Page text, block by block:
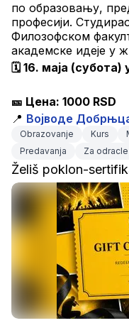
по образовању,
професији.
Филозофском
академске идеје у
🗓 16. маја (субота)
🎫 Цена: 1000 RSD
📍 Војводе
Obrazovanje Kurs
Predavanja
Za odracle
Želiš poklon-